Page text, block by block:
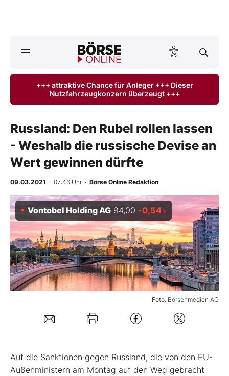
ktuelle Ausgabe BÖRSE ONLINE lesen
Finanz-Check
Abo & Shop
BO-Musterdepots
Experten
Mein B:O
Mein Konto
Folgen Sie uns
Kontakt
+++ attraktive Chance für Anleger +++ Dieser
Nutzfahrzeugkonzern überzeugt +++
Russland: Den Rubel rollen lassen
- Weshalb die russische Devise an
Wert gewinnen dürfte
09.03.2021 · 07:46 Uhr · Börse Online Redaktion
Foto: Börsenmedien AG
Vontobel Holding AG 94,00 -0,54%
Auf die Sanktionen gegen Russland, die von den EU-
Außenministern am Montag auf den Weg gebracht